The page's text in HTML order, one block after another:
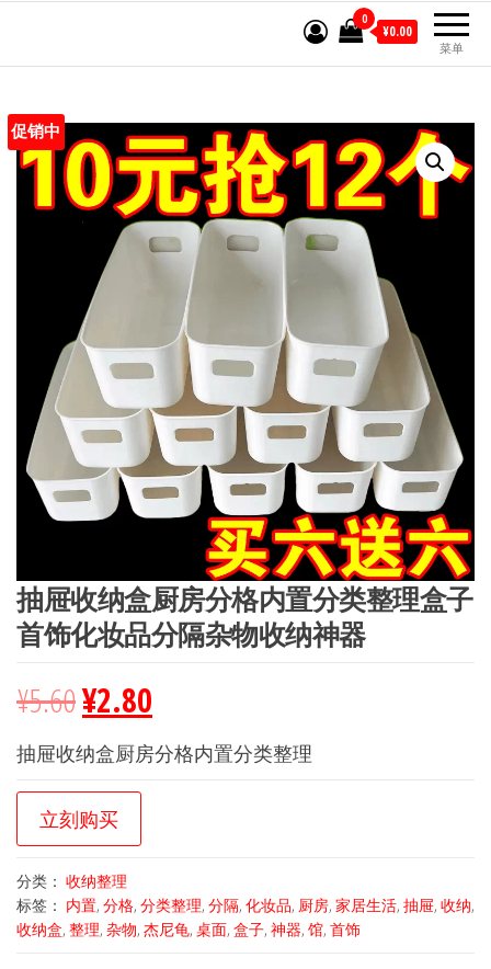
菜单
0
¥0.00
促销中
抽屉收纳盒厨房分格内置分类整理盒子
首饰化妆品分隔杂物收纳神器
¥5.60¥2.80
抽屉收纳盒厨房分格内置分类整理
立刻购买
分类： 收纳整理
标签： 内置, 分格, 分类整理, 分隔, 化妆品, 厨房, 家居生活, 抽屉, 收纳,
收纳盒, 整理, 杂物, 杰尼龟, 桌面, 盒子, 神器, 馆, 首饰